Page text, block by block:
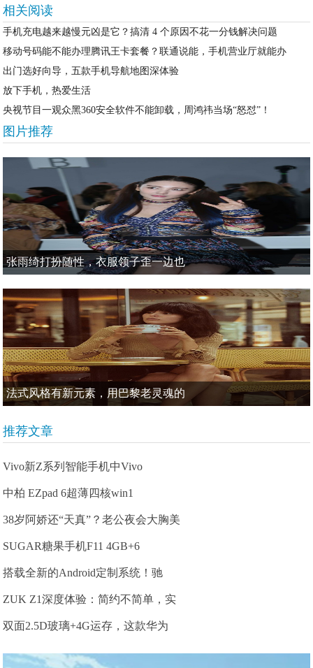
相关阅读
手机充电越来越慢元凶是它？搞清 4 个原因不花一分钱解决问题
移动号码能不能办理腾讯王卡套餐？联通说能，手机营业厅就能办
出门选好向导，五款手机导航地图深体验
放下手机，热爱生活
央视节目一观众黑360安全软件不能卸载，周鸿祎当场“怒怼”！
图片推荐
张雨绮打扮随性，衣服领子歪一边也
法式风格有新元素，用巴黎老灵魂的
推荐文章
Vivo新Z系列智能手机中Vivo
中柏 EZpad 6超薄四核win1
38岁阿娇还“天真”？老公夜会大胸美
SUGAR糖果手机F11 4GB+6
搭载全新的Android定制系统！驰
ZUK Z1深度体验：简约不简单，实
双面2.5D玻璃+4G运存，这款华为